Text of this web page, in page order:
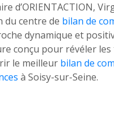
d’ORIENTACTION,
du centre de bilan de
dynamique et
conçu pour révéler les
le meilleur bilan de
à Soisy-sur-Seine.